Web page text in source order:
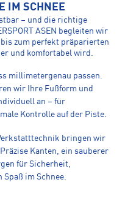
IM SCHNEE
– und die richtige
ASEN begleiten wir
zum perfekt präparierten
und komfortabel wird.
millimetergenau passen.
wir Ihre Fußform und
an – für
Kontrolle auf der Piste.
bringen wir
Kanten, ein sauberer
für Sicherheit,
im Schnee.